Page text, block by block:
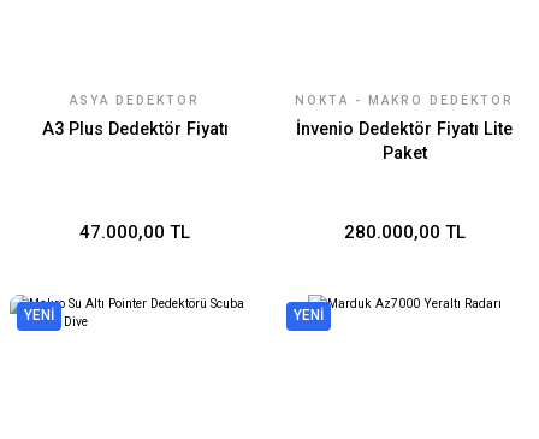
ASYA DEDEKTÖR
A3 Plus Dedektör Fiyatı
47.000,00 TL
NOKTA - MAKRO DEDEKTÖR
İnvenio Dedektör Fiyatı Lite
Paket
280.000,00 TL
YENİ YENİ